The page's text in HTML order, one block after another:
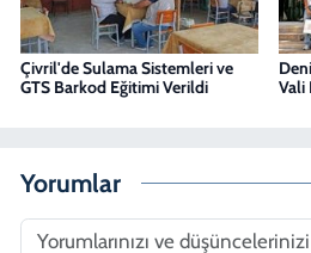
Çivril'de Sulama Sistemleri ve
GTS Barkod Eğitimi Verildi
Vali
Yorumlar